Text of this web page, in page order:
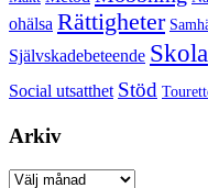
ohälsa Rättigheter
Självskadebeteende Skola
Social utsatthet Stöd
Arkiv
Arkiv